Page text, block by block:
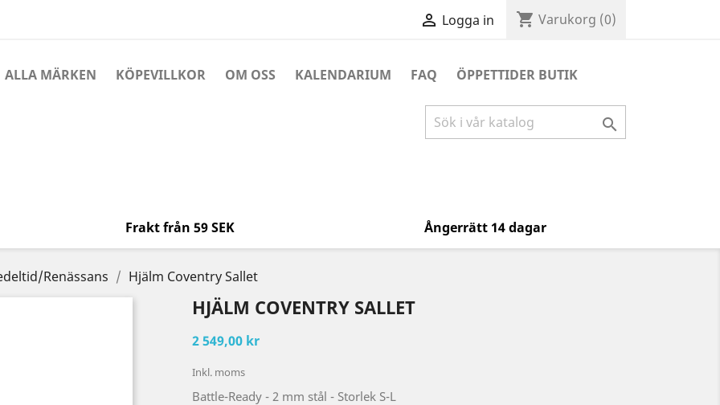
 Logga in shopping_cart Varukorg (0)
ALLA MÄRKEN KÖPEVILLKOR OM OSS KALENDARIUM FAQ ÖPPETTIDER BUTIK

Frakt från 59 SEK Ångerrätt 14 dagar
Renässans Hjälm Coventry Sallet
HJÄLM COVENTRY SALLET
2 549,00 kr
Inkl. moms
Battle-Ready - 2 mm stål - Storlek S-L